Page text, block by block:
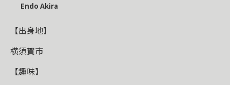
Endo Akira
【出身地】
横須賀市
【趣味】